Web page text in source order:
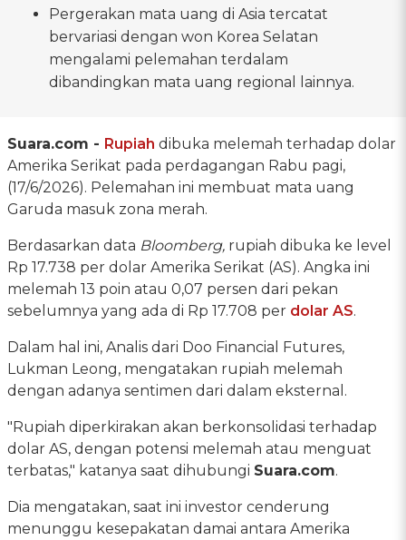
Pergerakan mata uang di Asia tercatat
bervariasi dengan won Korea Selatan
mengalami pelemahan terdalam
dibandingkan mata uang regional lainnya.
Suara.com - Rupiah dibuka melemah terhadap dolar
Amerika Serikat pada perdagangan Rabu pagi,
(17/6/2026). Pelemahan ini membuat mata uang
Garuda masuk zona merah.
Berdasarkan data Bloomberg, rupiah dibuka ke level
Rp 17.738 per dolar Amerika Serikat (AS). Angka ini
melemah 13 poin atau 0,07 persen dari pekan
sebelumnya yang ada di Rp 17.708 per dolar AS.
Dalam hal ini, Analis dari Doo Financial Futures,
Lukman Leong, mengatakan rupiah melemah
dengan adanya sentimen dari dalam eksternal.
"Rupiah diperkirakan akan berkonsolidasi terhadap
dolar AS, dengan potensi melemah atau menguat
terbatas," katanya saat dihubungi Suara.com.
Dia mengatakan, saat ini investor cenderung
menunggu kesepakatan damai antara Amerika